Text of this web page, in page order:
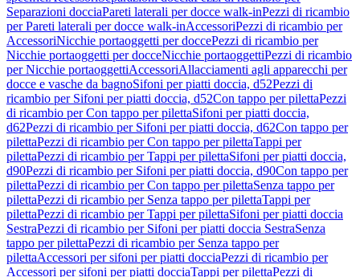
Separazioni docciaPareti laterali per docce walk-inPezzi di ricambio
per Pareti laterali per docce walk-inAccessoriPezzi di ricambio per
AccessoriNicchie portaoggetti per doccePezzi di ricambio per
Nicchie portaoggetti per docceNicchie portaoggettiPezzi di ricambio
per Nicchie portaoggettiAccessoriAllacciamenti agli apparecchi per
docce e vasche da bagnoSifoni per piatti doccia, d52Pezzi di
ricambio per Sifoni per piatti doccia, d52Con tappo per pilettaPezzi
di ricambio per Con tappo per pilettaSifoni per piatti doccia,
d62Pezzi di ricambio per Sifoni per piatti doccia, d62Con tappo per
pilettaPezzi di ricambio per Con tappo per pilettaTappi per
pilettaPezzi di ricambio per Tappi per pilettaSifoni per piatti doccia,
d90Pezzi di ricambio per Sifoni per piatti doccia, d90Con tappo per
pilettaPezzi di ricambio per Con tappo per pilettaSenza tappo per
pilettaPezzi di ricambio per Senza tappo per pilettaTappi per
pilettaPezzi di ricambio per Tappi per pilettaSifoni per piatti doccia
SestraPezzi di ricambio per Sifoni per piatti doccia SestraSenza
tappo per pilettaPezzi di ricambio per Senza tappo per
pilettaAccessori per sifoni per piatti docciaPezzi di ricambio per
Accessori per sifoni per piatti docciaTappi per pilettaPezzi di